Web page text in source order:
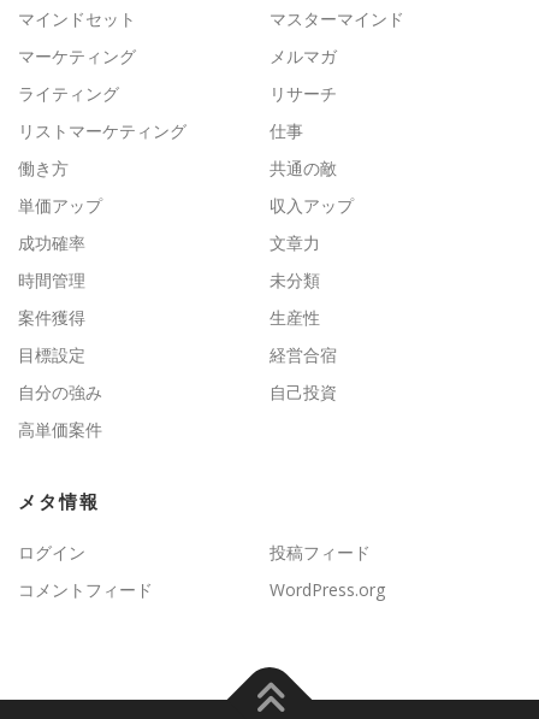
マインドセット
マスターマインド
マーケティング
メルマガ
ライティング
リサーチ
リストマーケティング
仕事
働き方
共通の敵
単価アップ
収入アップ
成功確率
文章力
時間管理
未分類
案件獲得
生産性
目標設定
経営合宿
自分の強み
自己投資
高単価案件
メタ情報
ログイン
投稿フィード
コメントフィード
WordPress.org